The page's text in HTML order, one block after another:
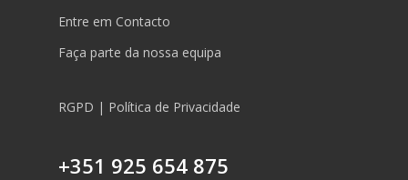
Entre em Contacto
Faça parte da nossa equipa
RGPD | Política de Privacidade
+351 925 654 875